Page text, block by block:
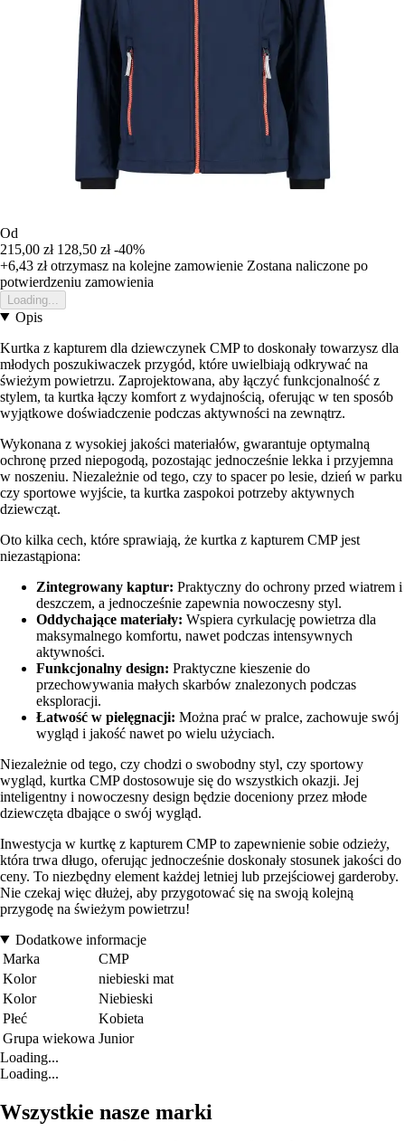
Od
215,00 zł 128,50 zł -40%
+6,43 złotrzymasz na kolejne zamowienie Zostana naliczone po
potwierdzeniu zamowienia
Loading...
Opis
Kurtka z kapturem dla dziewczynek CMP to doskonały towarzysz dla
młodych poszukiwaczek przygód, które uwielbiają odkrywać na
świeżym powietrzu. Zaprojektowana, aby łączyć funkcjonalność z
stylem, ta kurtka łączy komfort z wydajnością, oferując w ten sposób
wyjątkowe doświadczenie podczas aktywności na zewnątrz.
Wykonana z wysokiej jakości materiałów, gwarantuje optymalną
ochronę przed niepogodą, pozostając jednocześnie lekka i przyjemna
w noszeniu. Niezależnie od tego, czy to spacer po lesie, dzień w parku
czy sportowe wyjście, ta kurtka zaspokoi potrzeby aktywnych
dziewcząt.
Oto kilka cech, które sprawiają, że kurtka z kapturem CMP jest
niezastąpiona:
Zintegrowany kaptur: Praktyczny do ochrony przed wiatrem i
deszczem, a jednocześnie zapewnia nowoczesny styl.
Oddychające materiały: Wspiera cyrkulację powietrza dla
maksymalnego komfortu, nawet podczas intensywnych
aktywności.
Funkcjonalny design: Praktyczne kieszenie do
przechowywania małych skarbów znalezonych podczas
eksploracji.
Łatwość w pielęgnacji: Można prać w pralce, zachowuje swój
wygląd i jakość nawet po wielu użyciach.
Niezależnie od tego, czy chodzi o swobodny styl, czy sportowy
wygląd, kurtka CMP dostosowuje się do wszystkich okazji. Jej
inteligentny i nowoczesny design będzie doceniony przez młode
dziewczęta dbające o swój wygląd.
Inwestycja w kurtkę z kapturem CMP to zapewnienie sobie odzieży,
która trwa długo, oferując jednocześnie doskonały stosunek jakości do
ceny. To niezbędny element każdej letniej lub przejściowej garderoby.
Nie czekaj więc dłużej, aby przygotować się na swoją kolejną
przygodę na świeżym powietrzu!
Dodatkowe informacje
Marka
CMP
Kolor
niebieski mat
Kolor
Niebieski
Płeć
Kobieta
Grupa wiekowa Junior
Loading...
Loading...
Wszystkie nasze marki